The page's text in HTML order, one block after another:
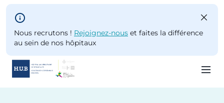
Skip to main content
Nous recrutons ! Rejoignez-nous et faites la différence
au sein de nos hôpitaux